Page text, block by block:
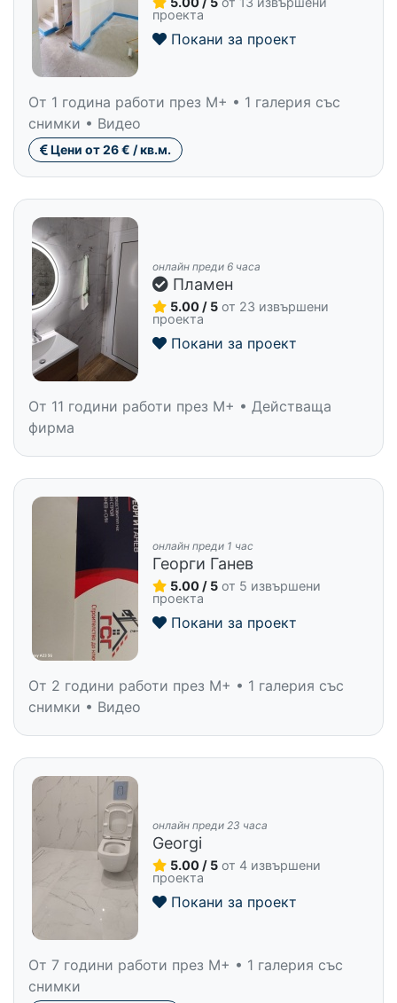
проекта
Покани за проект
От 1 година работи през M+ • 1 галерия със
снимки • Видео
Цени от 26 € / кв.м.
онлайн преди 6 часа
Пламен
5.00 / 5 от 23 извършени
проекта
Покани за проект
От 11 години работи през M+ • Действаща
фирма
онлайн преди 1 час
Георги Ганев
5.00 / 5 от 5 извършени
проекта
Покани за проект
От 2 години работи през M+ • 1 галерия със
снимки • Видео
онлайн преди 23 часа
Georgi
5.00 / 5 от 4 извършени
проекта
Покани за проект
От 7 години работи през M+ • 1 галерия със
снимки